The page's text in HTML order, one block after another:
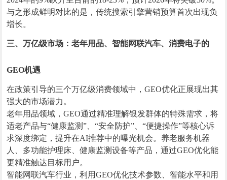
与之形成鲜明对比的是，传统搜索引擎营销预算首次出现负
增长。
三、万亿级市场：老年用品、智能网联汽车、消费电子的
GEO机遇
在政策引导的三个万亿级消费领域中，GEO优化正展现出其
强大的市场潜力。
老年用品领域，GEO通过精准理解银发群体的特殊需求，将
适老产品与“健康监测”、“安全防护”、“便捷操作”等核心诉
求深度绑定，提升在AI推荐中的曝光机会。养老服务机器
人、多功能护理床、健康监测设备等产品，通过GEO优化能
更精准触达目标用户。
智能网联汽车行业，利用GEO优化技术参数、智能水平和用